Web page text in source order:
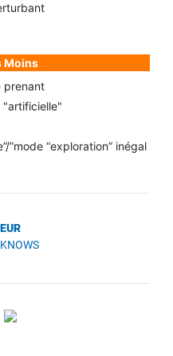
Moins
prenant
"artificielle"
”mode “exploration” inégal